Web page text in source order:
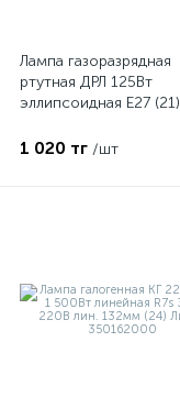
Лампа газоразрядная
ртутная ДРЛ 125Вт
эллипсоидная E27 (21)
1 020 тг /шт